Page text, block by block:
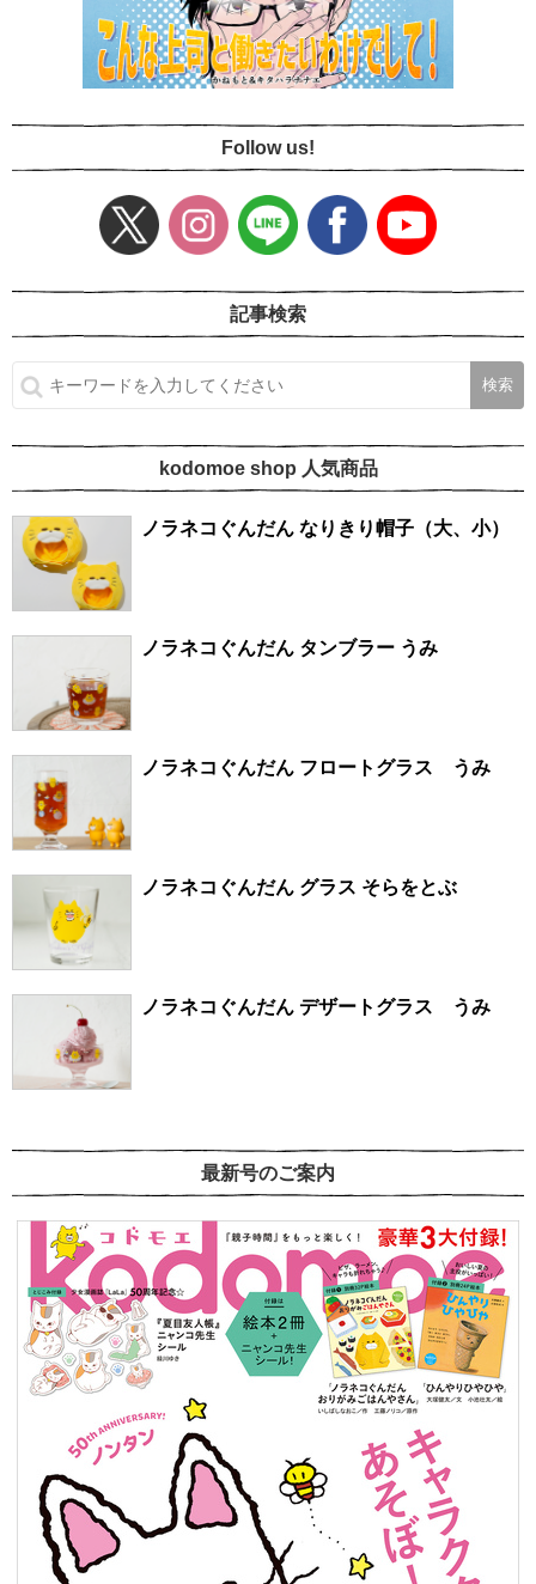
Follow us!
記事検索
kodomoe shop 人気商品
ノラネコぐんだん なりきり帽子（大、小）
ノラネコぐんだん タンブラー うみ
ノラネコぐんだん フロートグラス うみ
ノラネコぐんだん グラス そらをとぶ
ノラネコぐんだん デザートグラス うみ
最新号のご案内